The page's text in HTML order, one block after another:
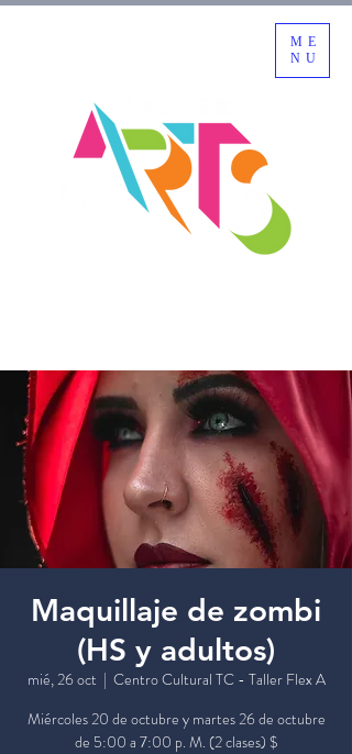
ME
NU
Maquillaje de zombi
(HS y adultos)
mié, 26 oct
  |
Centro Cultural TC - Taller Flex A
Miércoles 20 de octubre y martes 26 de octubre
de 5:00 a 7:00 p. M. (2 clases) $